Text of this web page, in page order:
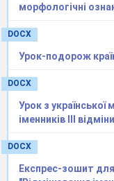
морфологічні
DOCX
Урок-подорож
DOCX
Урок з
іменників ІІІ
DOCX
Експрес-зошит для